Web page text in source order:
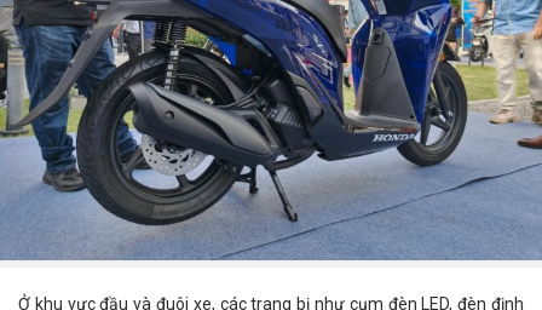
Ở khu vực đầu và đuôi xe, các trang bị như cụm đèn LED, đèn định